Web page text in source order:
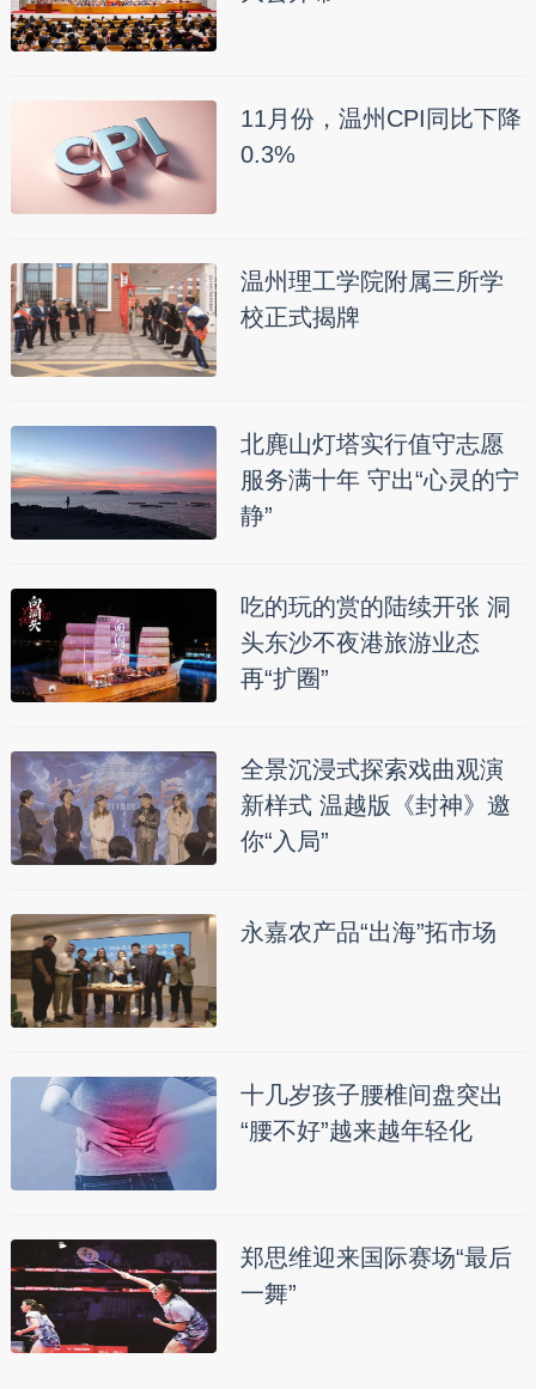
11月份，温州CPI同比下降
0.3%
温州理工学院附属三所学
校正式揭牌
北麂山灯塔实行值守志愿
服务满十年 守出“心灵的宁
静”
吃的玩的赏的陆续开张 洞
头东沙不夜港旅游业态
再“扩圈”
全景沉浸式探索戏曲观演
新样式 温越版《封神》邀
你“入局”
永嘉农产品“出海”拓市场
十几岁孩子腰椎间盘突出
“腰不好”越来越年轻化
郑思维迎来国际赛场“最后
一舞”